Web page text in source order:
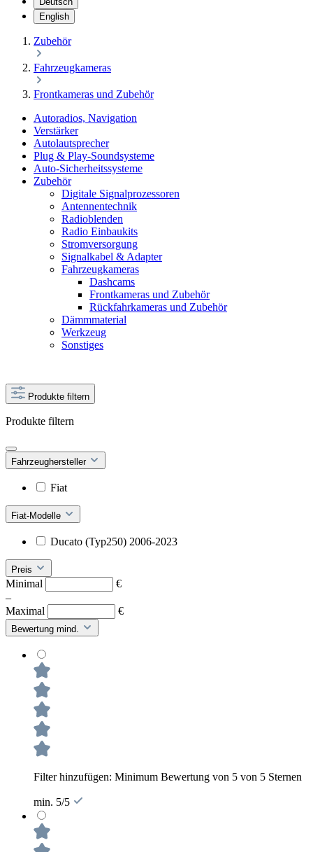
English
Zubehör
Fahrzeugkameras
Frontkameras und Zubehör
Autoradios, Navigation
Verstärker
Autolautsprecher
Plug & Play-Soundsysteme
Auto-Sicherheitssysteme
Zubehör
Digitale Signalprozessoren
Antennentechnik
Radioblenden
Radio Einbaukits
Stromversorgung
Signalkabel & Adapter
Fahrzeugkameras
Dashcams
Frontkameras und Zubehör
Rückfahrkameras und Zubehör
Dämmmaterial
Werkzeug
Sonstiges
Produkte filtern
Produkte filtern
Fahrzeughersteller
Fiat
Fiat-Modelle
Ducato (Typ250) 2006-2023
Preis
Minimal
€
–
Maximal
€
Bewertung mind.
Filter hinzufügen: Minimum Bewertung von 5 von 5 Sternen
min. 5/5